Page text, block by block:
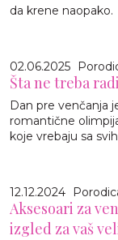
da krene naopako.
02.06.2025
Šta ne treba
Dan pre venčanja
romantične
koje vrebaju sa
12.12.2024
Aksesoari za
izgled za vaš